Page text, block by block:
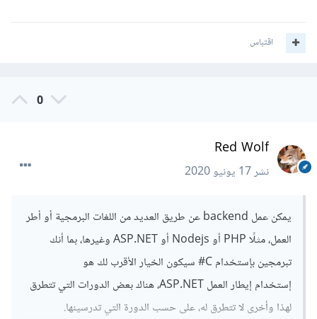
اقتباس
0
Red Wolf
نشر17 يونيو 2020
يمكن عمل backend عن طريق العديد من اللغات البرمجية أو أطر
العمل، مثلًا PHP أو Nodejs أو ASP.NET وغيرها، بما أنك
تبرمجين بإستخدام C# سيكون الخيار الأقرب لك هو
إستخدام إيطار العمل ASP.NET، هناك بعض الدورات التي تتطرق
لهذا وأخرى لا تتطرق له، على حسب الدورة التي تدرسينها.